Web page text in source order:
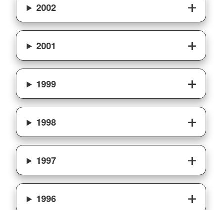
2002
2001
1999
1998
1997
1996